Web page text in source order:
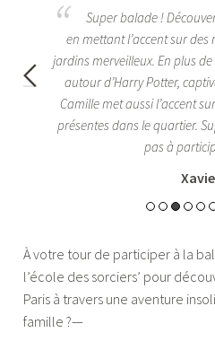
Super balade !
en mettant l’accent sur
jardins merveilleux. En plus
autour d’Harry Potter,
Camille met aussi l’accent
présentes dans le quartier.
pas à
À votre tour de participer à la
l’école des sorciers’ pour
Paris à travers une aventure
famille ?—